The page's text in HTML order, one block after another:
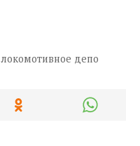
локомотивное депо